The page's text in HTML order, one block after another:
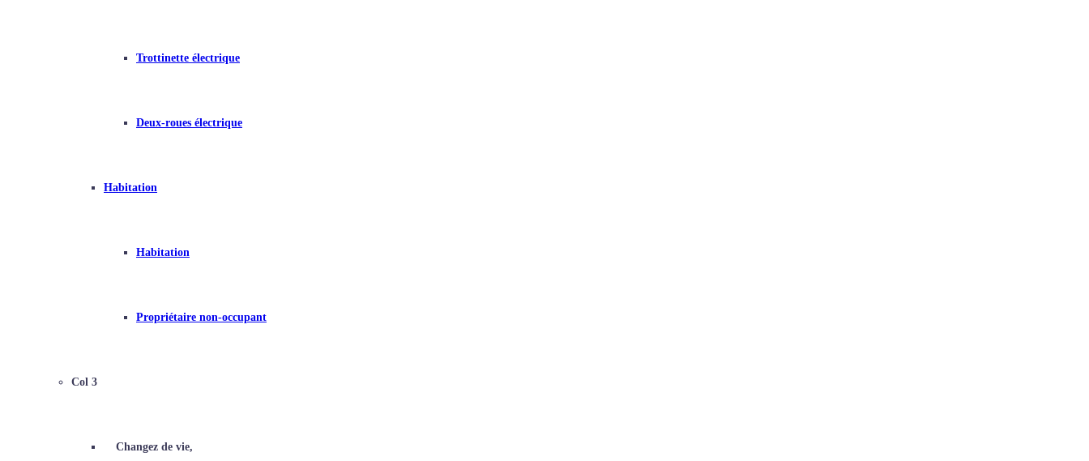
Trottinette électrique
Deux-roues électrique
Habitation
Habitation
Propriétaire non-occupant
Col 3
Changez de vie,